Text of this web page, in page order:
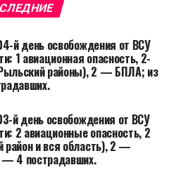
й день освобождения от ВСУ
1 авиационная опасность, 2-
районы), 2 — БПЛА; из
й день освобождения от ВСУ
2 авиационные опасность, 2
и вся область), 2 —
4 пострадавших.